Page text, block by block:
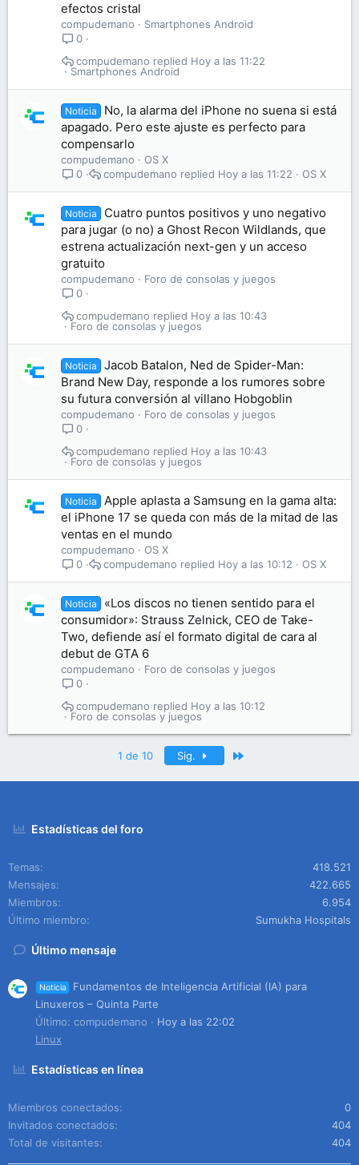
efectos cristal
compudemano
Smartphones Android
0
Smartphones Android
Hoy a las 11:22
compudemano
Noticia
No, la alarma del iPhone no suena si está
apagado. Pero este ajuste es perfecto para
compensarlo
compudemano
OS X
0
OS X
Hoy a las 11:22
compudemano
Noticia
Cuatro puntos positivos y uno negativo
para jugar (o no) a Ghost Recon Wildlands, que
estrena actualización next-gen y un acceso
gratuito
compudemano
Foro de consolas y juegos
0
Foro de consolas y juegos
Hoy a las 10:43
compudemano
Noticia
Jacob Batalon, Ned de Spider-Man:
Brand New Day, responde a los rumores sobre
su futura conversión al villano Hobgoblin
compudemano
Foro de consolas y juegos
0
Foro de consolas y juegos
Hoy a las 10:43
compudemano
Noticia
Apple aplasta a Samsung en la gama alta:
el iPhone 17 se queda con más de la mitad de las
ventas en el mundo
compudemano
OS X
0
OS X
Hoy a las 10:12
compudemano
Noticia
«Los discos no tienen sentido para el
consumidor»: Strauss Zelnick, CEO de Take-
Two, defiende así el formato digital de cara al
debut de GTA 6
compudemano
Foro de consolas y juegos
0
Foro de consolas y juegos
Hoy a las 10:12
compudemano
1 de 10 Sig.
Estadísticas del foro
Temas
418.521
Mensajes
422.665
Miembros
6.954
Último miembro
Sumukha Hospitals
Último mensaje
Noticia
Fundamentos de Inteligencia Artificial (IA) para
Linuxeros – Quinta Parte
Último: compudemano
Hoy a las 22:02
Linux
Estadísticas en línea
Miembros conectados
0
Invitados conectados
404
Total de visitantes
404